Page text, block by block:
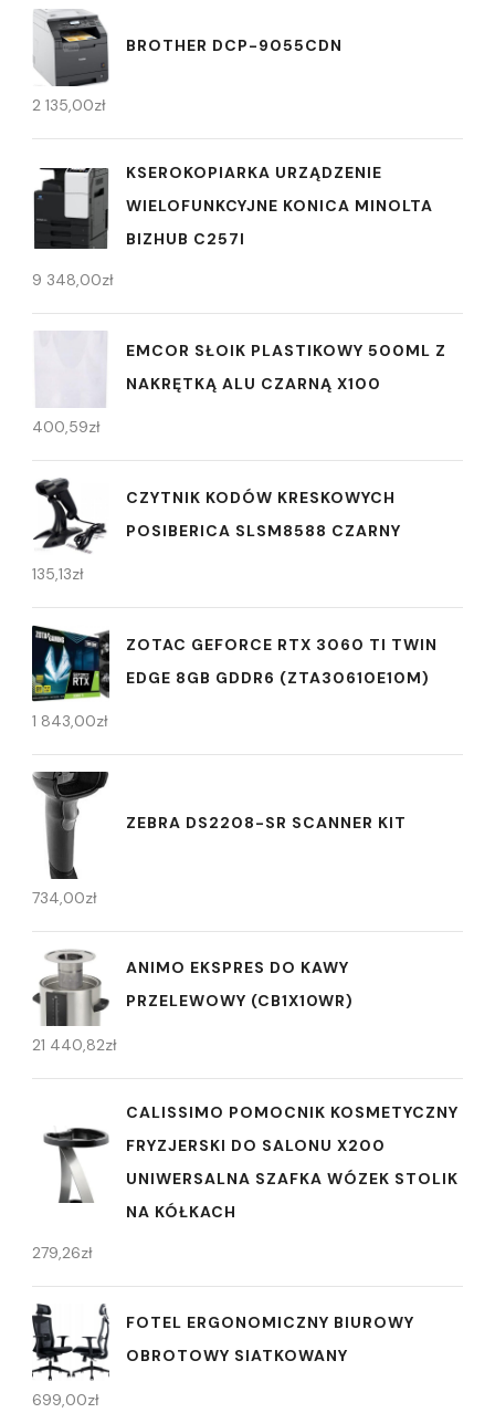
BROTHER DCP-9055CDN
2 135,00zł
KSEROKOPIARKA URZĄDZENIE
WIELOFUNKCYJNE KONICA MINOLTA
BIZHUB C257I
9 348,00zł
EMCOR SŁOIK PLASTIKOWY 500ML Z
NAKRĘTKĄ ALU CZARNĄ X100
400,59zł
CZYTNIK KODÓW KRESKOWYCH
POSIBERICA SLSM8588 CZARNY
135,13zł
ZOTAC GEFORCE RTX 3060 TI TWIN
EDGE 8GB GDDR6 (ZTA30610E10M)
1 843,00zł
ZEBRA DS2208-SR SCANNER KIT
734,00zł
ANIMO EKSPRES DO KAWY
PRZELEWOWY (CB1X10WR)
21 440,82zł
CALISSIMO POMOCNIK KOSMETYCZNY
FRYZJERSKI DO SALONU X200
UNIWERSALNA SZAFKA WÓZEK STOLIK
NA KÓŁKACH
279,26zł
FOTEL ERGONOMICZNY BIUROWY
OBROTOWY SIATKOWANY
699,00zł